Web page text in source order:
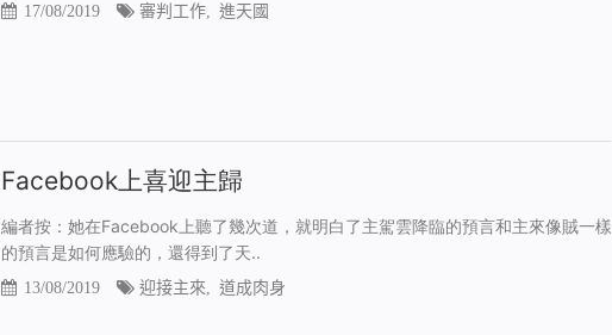
17/08/2019 審判工作, 進天國
Facebook上喜迎主歸
編者按：她在Facebook上聽了幾次道，就明白了主駕雲降臨的預言和主來像賊一樣
的預言是如何應驗的，還得到了天..
13/08/2019 迎接主來 道成肉身